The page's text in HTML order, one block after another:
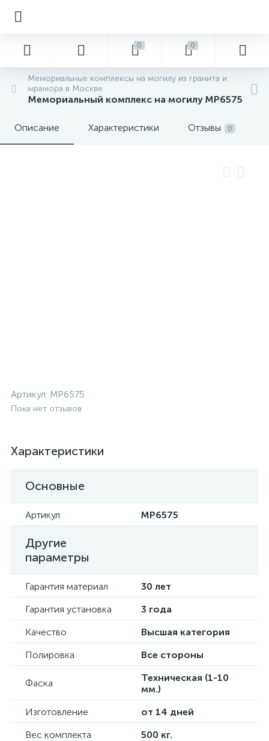
0 0
Мемориальные комплексы на могилу из гранита и
мрамора в Москве
Мемориальный комплекс на могилу MP6575
Описание Характеристики Отзывы 0
Артикул: MP6575
Пока нет отзывов
Характеристики
Основные
Артикул MP6575
Другие
параметры
Гарантия материал
30 лет
Гарантия установка
3 года
Качество
Высшая категория
Полировка
Все стороны
Фаска
Техническая (1-10
мм.)
Изготовление
от 14 дней
Вес комплекта
500 кг.